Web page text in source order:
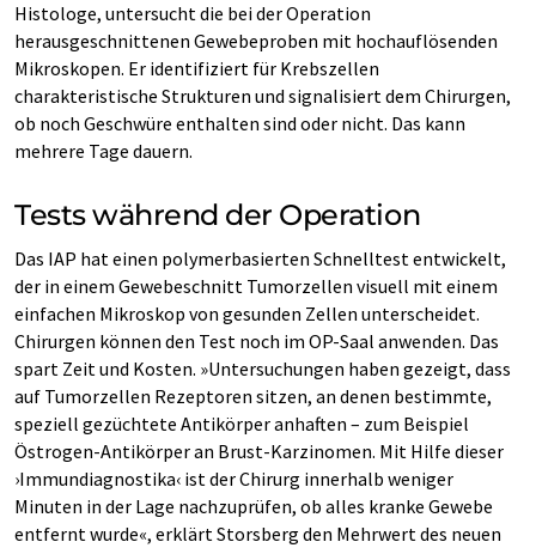
Histologe, untersucht die bei der Operation
herausgeschnittenen Gewebeproben mit hochauflösenden
Mikroskopen. Er identifiziert für Krebszellen
charakteristische Strukturen und signalisiert dem Chirurgen,
ob noch Geschwüre enthalten sind oder nicht. Das kann
mehrere Tage dauern.
Tests während der Operation
Das IAP hat einen polymerbasierten Schnelltest entwickelt,
der in einem Gewebeschnitt Tumorzellen visuell mit einem
einfachen Mikroskop von gesunden Zellen unterscheidet.
Chirurgen können den Test noch im OP-Saal anwenden. Das
spart Zeit und Kosten. »Untersuchungen haben gezeigt, dass
auf Tumorzellen Rezeptoren sitzen, an denen bestimmte,
speziell gezüchtete Antikörper anhaften – zum Beispiel
Östrogen-Antikörper an Brust-Karzinomen. Mit Hilfe dieser
›Immundiagnostika‹ ist der Chirurg innerhalb weniger
Minuten in der Lage nachzuprüfen, ob alles kranke Gewebe
entfernt wurde«, erklärt Storsberg den Mehrwert des neuen